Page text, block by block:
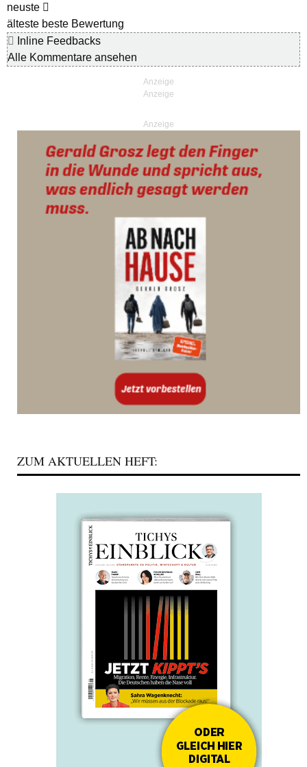
neuste
älteste beste Bewertung
Inline Feedbacks
Alle Kommentare ansehen
Anzeige
ZUM AKTUELLEN HEFT: